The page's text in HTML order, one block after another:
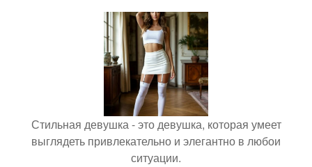
Стильная девушка - это девушка, которая умеет
выглядеть привлекательно и элегантно в любои
ситуации.